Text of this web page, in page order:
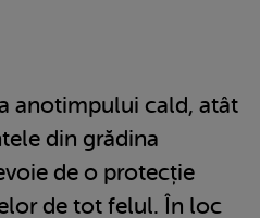
anotimpului cald, atât
din grădina
de o protecție
de tot felul. În loc